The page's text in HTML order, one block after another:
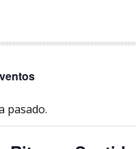
pasado.